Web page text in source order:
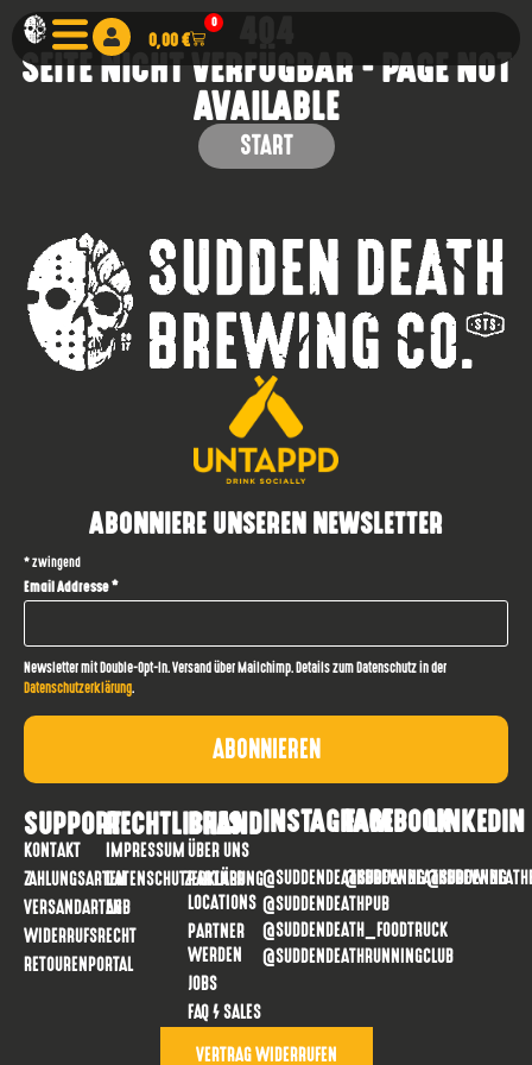
0,00€
0
SEITE NICHT VERFÜGBAR - PAGE NOT
AVAILABLE
START
ABONNIERE UNSEREN NEWSLETTER
*zwingend
Email Addresse*
Newsletter mit Double-Opt-In. Versand über Mailchimp. Details zum Datenschutz in der
Datenschutzerklärung.
SUPPORT
KONTAKT
ZAHLUNGSARTEN
VERSANDARTEN
WIDERRUFSRECHT
RETOURENPORTAL
RECHTLICHES
IMPRESSUM
DATENSCHUTZERKLÄRUNG
AGB
BRAND
ÜBER UNS
PARTNER
LOCATIONS
PARTNER
WERDEN
JOBS
FAQ / SALES
INSTAGRAM
@SUDDENDEATHBREWING
@SUDDENDEATHPUB
@SUDDENDEATH_FOODTRUCK
@SUDDENDEATHRUNNINGCLUB
FACEBOOK
@SUDDENDEATHBREWING
LINKEDIN
VERTRAG WIDERRUFEN